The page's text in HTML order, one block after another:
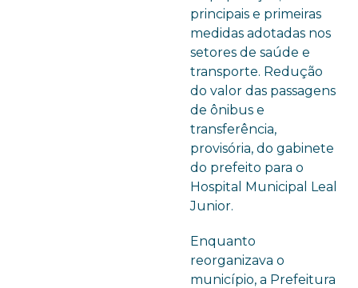
principais e primeiras
medidas adotadas nos
setores de saúde e
transporte. Redução
do valor das passagens
de ônibus e
transferência,
provisória, do gabinete
do prefeito para o
Hospital Municipal Leal
Junior.
Enquanto
reorganizava o
município, a Prefeitura